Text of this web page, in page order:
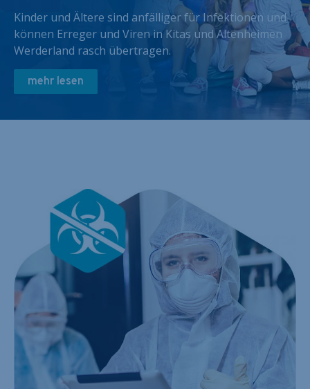
Kinder und Ältere sind anfälliger für Infektionen und
können Erreger und Viren in Kitas und Altenheimen
Werderland rasch übertragen.
mehr lesen